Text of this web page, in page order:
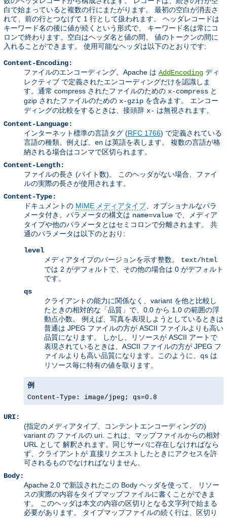
白で始まっていると複数の行にまたがります。 最初の空白が消去さ
れて、前の行とつなげて 1 行として扱われます。 ヘッダレコードは
キーワード名の後に値が続くという形式で、 キーワード名は常にコ
ロンで終わります。空白はヘッダ名と値の間、 値のトークンの間に
入れることができます。 使用可能なヘッダは以下のとおりです:
Content-Encoding:
ファイルのエンコーディング。Apache は AddEncoding ディ
レクティブ で定義されたエンコーディングだけを認識しま
す。通常 compress されたファイルのための x-compress と
gzip されたファイルのための x-gzip を含みます。 エンコー
ディングの比較をするときは、接頭辞 x- は無視されます。
Content-Language:
インターネット標準の言語タグ (RFC 1766) で定義されている
言語の種類。例えば、 en は英語を表します。 複数の言語が格
納される場合はコンマで区切られます。
Content-Length:
ファイルの長さ (バイト数)。 このヘッダがない場合、ファイ
ルの実際の長さが使用されます。
Content-Type:
ドキュメントの MIME メディアタイプ、オプショナルなパラ
メータ付き。パラメータの構文は name=value で、メディア
タイプや他のパラメータとはセミコロンで分離されます。 共
通のパラメータは以下のとおり:
level
メディアタイプのバージョンを示す整数。 text/html
では 2 がデフォルトで、その他の場合は 0 がデフォルト
です。
qs
クライアントの能力に関係なく、variant を他と比較し
たときの相対的な「品質」で、0.0 から 1.0 の範囲の浮
動点小数。 例えば、写真を表現しようとしているときは
普通は JPEG ファイルの方が ASCII ファイルよりも高い
品質になります。 しかし、リソースが ASCII アートで
表現されているときは、ASCII ファイルの方が JPEG フ
ァイルよりも高い品質になります。このように、 qs は
リソース毎に特有の値を取ります。
例
Content-Type: image/jpeg; qs=0.8
URI:
(指定のメディアタイプ、コンテントエンコーディングの)
variant の ファイルの uri. これは、マップファイルからの相対
URL として 解釈されます。同じサーバに存在しなければなら
ず、クライアントが 直接リクエストしたときにアクセスを許
可されるものでなければなりません。
Body:
Apache 2.0 で新設されたこの Body ヘッダを使って、 リソー
スの実際の内容をタイプマップファイルに書くことができま
す。 このヘッダは本文の内容の区切りとなる文字列で始まる
必要があります。 タイプマップファイルの続く行は、区切り